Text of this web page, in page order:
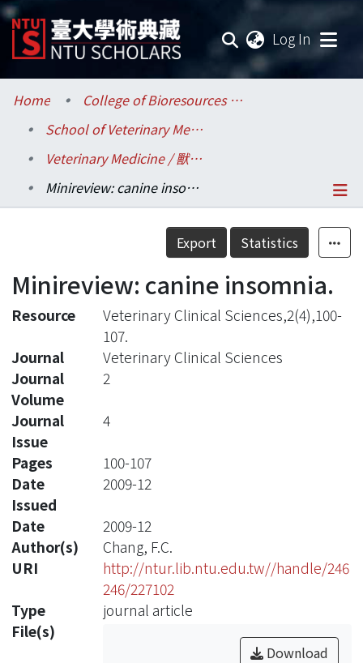
Log In
Communities & Collections
Research Outputs
Fundings & Projects
Statistics
Home
College of Bioresources and Agriculture / 生物資源暨農學院
School of Veterinary Medicine / 獸醫專業學院
Veterinary Medicine / 獸醫學系
Minireview: canine insomnia.
Details
Export Statistics
Minireview: canine insomnia.
Resource
Veterinary Clinical Sciences,2(4),100-
107.
Journal
Veterinary Clinical Sciences
Journal
Volume
2
Journal
Issue
4
Pages
100-107
Date
Issued
2009-12
Date
2009-12
Author(s)
Chang, F.C.
URI
http://ntur.lib.ntu.edu.tw//handle/246
246/227102
Type
journal article
File(s)
Download